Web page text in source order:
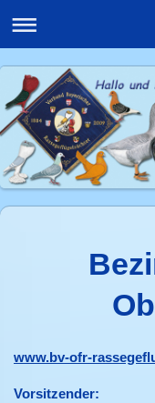
www.bv-ofr-
Vorsitzender: